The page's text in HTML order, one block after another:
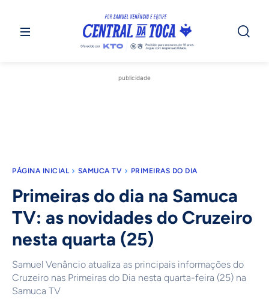
publicidade
PÁGINA INICIAL SAMUCA TV PRIMEIRAS DO DIA
Primeiras do dia na Samuca
TV: as novidades do Cruzeiro
nesta quarta (25)
Samuel Venâncio atualiza as principais informações do
Cruzeiro nas Primeiras do Dia nesta quarta-feira (25) na
Samuca TV